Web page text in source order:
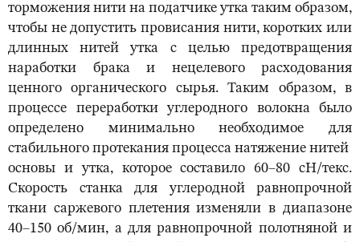
торможения нити на податчике утка таким образом,
чтобы не допустить провисания нити, коротких или
длинных нитей утка с целью предотвращения
наработки брака и нецелевого расходования
ценного органического сырья. Таким образом, в
процессе переработки углеродного волокна было
определено минимально необходимое для
стабильного протекания процесса натяжение нитей
основы и утка, которое составило 60–80 сН/текс.
Скорость станка для углеродной равнопрочной
ткани саржевого плетения изменяли в диапазоне
40–150 об/мин, а для равнопрочной полотняной и